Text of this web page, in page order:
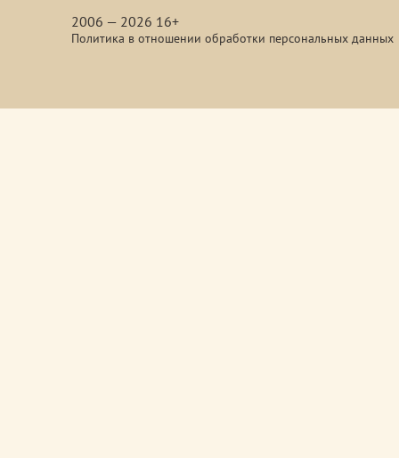
2006 — 2026 16+
Политика в отношении обработки персональных данных